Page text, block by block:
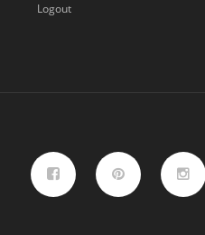
Logout